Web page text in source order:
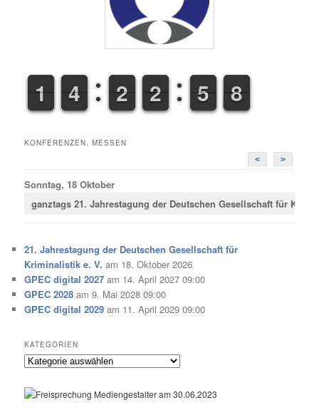
1
1
1
1 3
3
4
4 1
1
2
2 1
1
2
2 4
4
5
5 8
8
9
KONFERENZEN, MESSEN
<
>
Sonntag, 18 Oktober
ganztags21. Jahrestagung der Deutschen Gesellschaft für
21. Jahrestagung der Deutschen Gesellschaft für
Kriminalistik e. V. am 18. Oktober 2026
GPEC digital 2027 am 14. April 2027 09:00
GPEC 2028 am 9. Mai 2028 09:00
GPEC digital 2029 am 11. April 2029 09:00
KATEGORIEN
Kategorien